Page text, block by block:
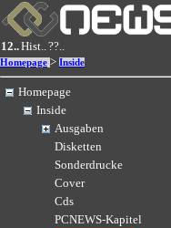
12..Hist..??..
Homepage > Inside
Homepage
Inside
Ausgaben
Disketten
Sonderdrucke
Cover
Cds
PCNEWS-Kapitel